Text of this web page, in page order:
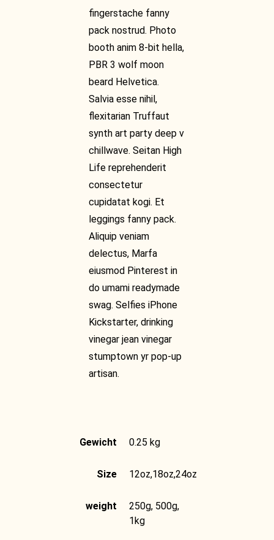
fingerstache fanny
pack nostrud. Photo
booth anim 8-bit hella,
PBR 3 wolf moon
beard Helvetica.
Salvia esse nihil,
flexitarian Truffaut
synth art party deep v
chillwave. Seitan High
Life reprehenderit
consectetur
cupidatat kogi. Et
leggings fanny pack.
Aliquip veniam
delectus, Marfa
eiusmod Pinterest in
do umami readymade
swag. Selfies iPhone
Kickstarter, drinking
vinegar jean vinegar
stumptown yr pop-up
artisan.
Gewicht 0.25 kg
Size 12oz,18oz,24oz
weight
250g, 500g,
1kg